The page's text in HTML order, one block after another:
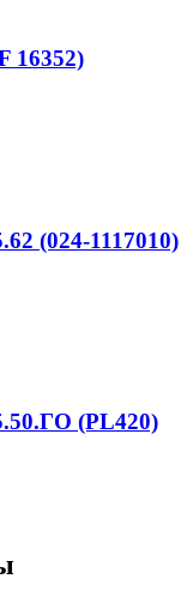
16352)
(024-1117010)
(PL420)